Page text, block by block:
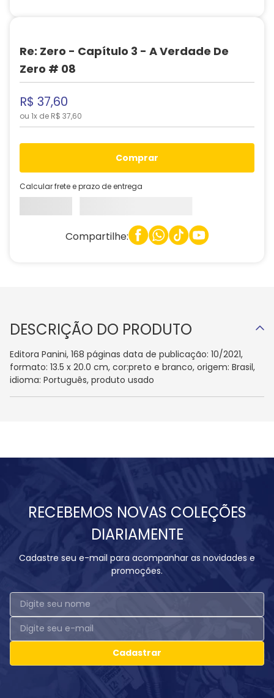
Re: Zero - Capítulo 3 - A Verdade De
Zero # 08
R$ 37,60
ou 1x de R$ 37,60
comprar
Calcular frete e prazo de entrega
Compartilhe:
DESCRIÇÃO DO PRODUTO
Editora Panini, 168 páginas data de publicação: 10/2021,
formato: 13.5 x 20.0 cm, cor:preto e branco, origem: Brasil,
idioma: Português, produto usado
RECEBEMOS NOVAS COLEÇÕES
DIARIAMENTE
Cadastre seu e-mail para acompanhar as novidades e
promoções.
Cadastrar